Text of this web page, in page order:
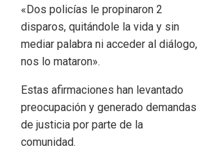
«Dos policías le propinaron 2
disparos, quitándole la vida y sin
mediar palabra ni acceder al diálogo,
nos lo mataron».
Estas afirmaciones han levantado
preocupación y generado demandas
de justicia por parte de la
comunidad.